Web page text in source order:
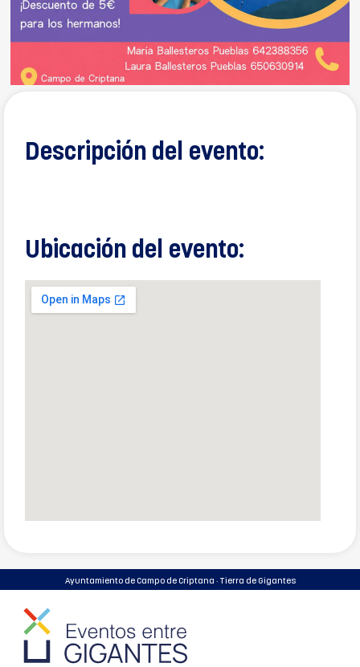
Descripción del evento:
Ubicación del evento:
Ayuntamiento de Campo de Criptana · Tierra de Gigantes